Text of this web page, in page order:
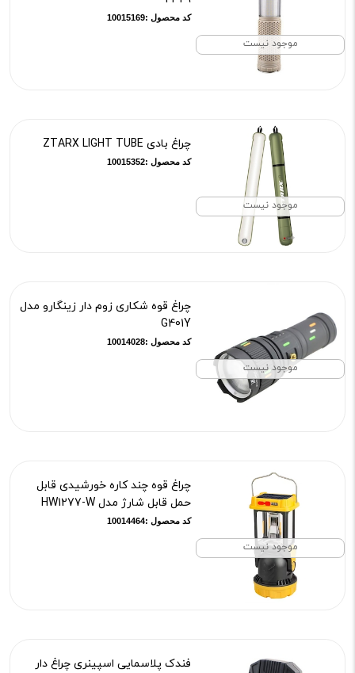
موجود نیست
کد محصول :10015169
موجود نیست
چراغ بادی ZTARX LIGHT TUBE
کد محصول :10015352
موجود نیست
چراغ قوه شکاری زوم دار زینگارو مدل
G401Y
کد محصول :10014028
موجود نیست
چراغ قوه چند کاره خورشیدی قابل
حمل قابل شارژ مدل HW1277-W
کد محصول :10014464
فندک پلاسمایی اسپینری چراغ دار